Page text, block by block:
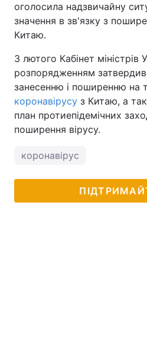
оголосила надзвичайну
значення в зв'язку з
Китаю.
3 лютого Кабінет міністрів
розпорядженням затвердив
занесенню і поширенню на
коронавірусу з Китаю, а
план протиепідемічних
поширення вірусу.
коронавірус